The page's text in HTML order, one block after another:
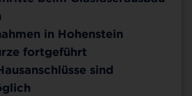
in Hohenstein
fortgeführt
sind